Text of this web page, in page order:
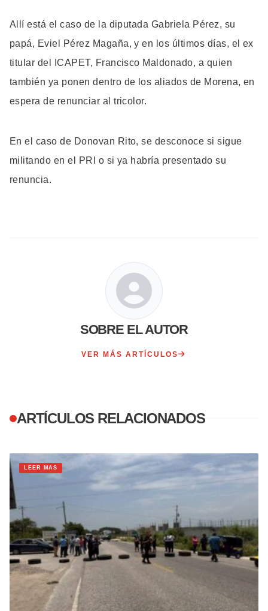
Allí está el caso de la diputada Gabriela Pérez, su
papá, Eviel Pérez Magaña, y en los últimos días, el ex
titular del ICAPET, Francisco Maldonado, a quien
también ya ponen dentro de los aliados de Morena, en
espera de renunciar al tricolor.
En el caso de Donovan Rito, se desconoce si sigue
militando en el PRI o si ya habría presentado su
renuncia.
SOBRE EL AUTOR
VER MÁS ARTÍCULOS
ARTÍCULOS RELACIONADOS
LEER MAS